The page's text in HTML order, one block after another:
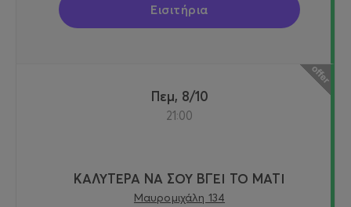
Εισιτήρια
Πεμ, 8/10
21:00
ΚΑΛΥΤΕΡΑ ΝΑ ΣΟΥ ΒΓΕΙ ΤΟ ΜΑΤΙ
Μαυρομιχάλη 134